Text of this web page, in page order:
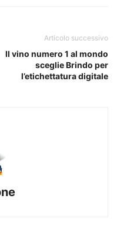
Articolo successivo
Il vino numero 1 al mondo
sceglie Brindo per
l’etichettatura digitale